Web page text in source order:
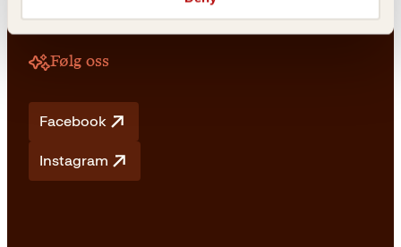
Følg oss
Facebook
Instagram